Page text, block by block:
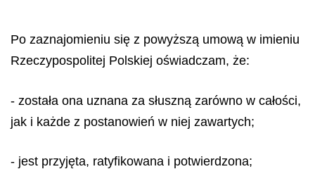
Po zaznajomieniu się z powyższą umową w imieniu
Rzeczypospolitej Polskiej oświadczam, że:
- została ona uznana za słuszną zarówno w całości,
jak i każde z postanowień w niej zawartych;
- jest przyjęta, ratyfikowana i potwierdzona;